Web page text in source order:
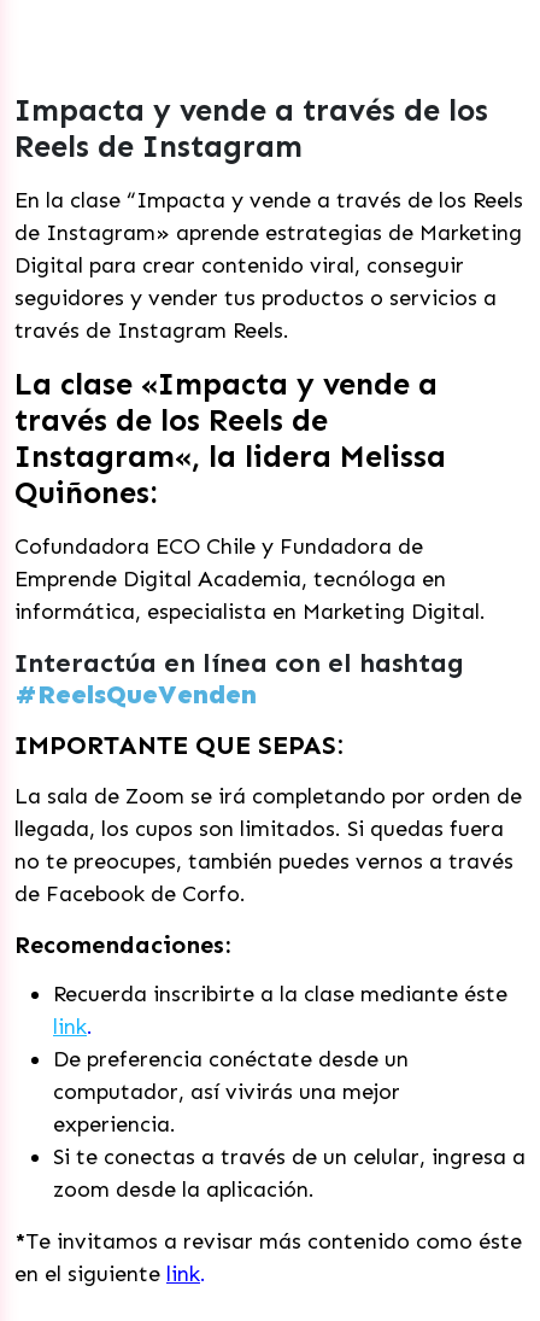
Impacta y vende a través de los
Reels de Instagram
En la clase “Impacta y vende a través de los Reels
de Instagram» aprende estrategias de Marketing
Digital para crear contenido viral, conseguir
seguidores y vender tus productos o servicios a
través de Instagram Reels.
La clase «Impacta y vende a
través de los Reels de
Instagram«, la lidera Melissa
Quiñones:
Cofundadora ECO Chile y Fundadora de
Emprende Digital Academia, tecnóloga en
informática, especialista en Marketing Digital.
Interactúa en línea con el hashtag
#ReelsQueVenden
IMPORTANTE QUE SEPAS:
La sala de Zoom se irá completando por orden de
llegada, los cupos son limitados. Si quedas fuera
no te preocupes, también puedes vernos a través
de Facebook de Corfo.
Recomendaciones:
Recuerda inscribirte a la clase mediante éste
link.
De preferencia conéctate desde un
computador, así vivirás una mejor
experiencia.
Si te conectas a través de un celular, ingresa a
zoom desde la aplicación.
*Te invitamos a revisar más contenido como éste
en el siguiente link.